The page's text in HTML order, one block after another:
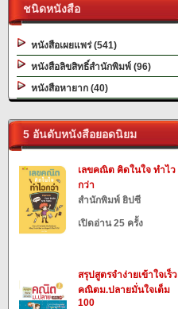
ชนิดหนังสือ
หนังสือเผยแพร่ (541)
หนังสือลิขสิทธิ์สำนักพิมพ์ (96)
หนังสือหายาก (40)
5 อันดับหนังสือยอดนิยม
เลขคณิต คิดในใจ ทำไว
กว่า
สำนักพิมพ์ ยิปซี
เปิดอ่าน 25 ครั้ง
สรุปสูตรจำง่ายเข้าใจเร็ว
คณิตม.ปลายมั่นใจเต็ม
100